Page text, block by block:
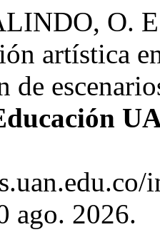
O.
artística
de
ago. 2026.